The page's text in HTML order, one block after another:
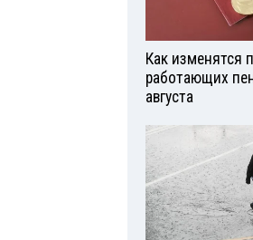
Как изменятся
работающих
августа